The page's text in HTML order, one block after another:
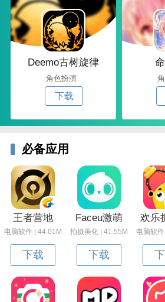
Deemo古树旋律
角色扮演
下载
必备应用
王者营地
电脑软件 | 44.01M
下载
Faceu激萌
拍摄美化 | 41.55M
下载
欢乐
电脑软